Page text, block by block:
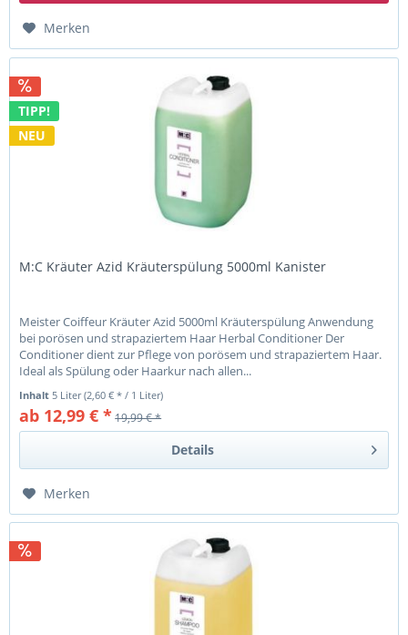
Merken
TIPP!
NEU
M:C Kräuter Azid Kräuterspülung 5000ml Kanister
Meister Coiffeur Kräuter Azid 5000ml Kräuterspülung Anwendung
bei porösen und strapaziertem Haar Herbal Conditioner Der
Conditioner dient zur Pflege von porösem und strapaziertem Haar.
Ideal als Spülung oder Haarkur nach allen...
Inhalt 5 Liter(2,60 € * / 1 Liter)
ab 12,99 € *19,99 € *
Details
Merken